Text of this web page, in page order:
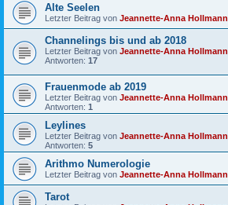
Alte Seelen
Letzter Beitrag von Jeannette-Anna Hollmann
Channelings bis und ab 2018
Letzter Beitrag von Jeannette-Anna Hollmann
Antworten: 17
Frauenmode ab 2019
Letzter Beitrag von Jeannette-Anna Hollmann
Antworten: 1
Leylines
Letzter Beitrag von Jeannette-Anna Hollmann
Antworten: 5
Arithmo Numerologie
Letzter Beitrag von Jeannette-Anna Hollmann
Tarot